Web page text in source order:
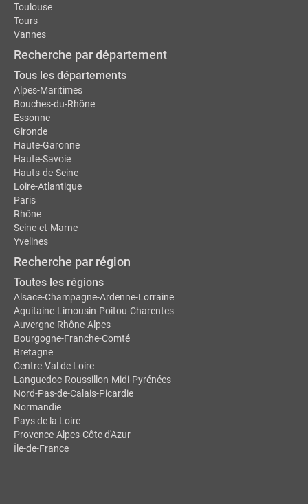
Toulouse
Tours
Vannes
Recherche par département
Tous les départements
Alpes-Maritimes
Bouches-du-Rhône
Essonne
Gironde
Haute-Garonne
Haute-Savoie
Hauts-de-Seine
Loire-Atlantique
Paris
Rhône
Seine-et-Marne
Yvelines
Recherche par région
Toutes les régions
Alsace-Champagne-Ardenne-Lorraine
Aquitaine-Limousin-Poitou-Charentes
Auvergne-Rhône-Alpes
Bourgogne-Franche-Comté
Bretagne
Centre-Val de Loire
Languedoc-Roussillon-Midi-Pyrénées
Nord-Pas-de-Calais-Picardie
Normandie
Pays de la Loire
Provence-Alpes-Côte d'Azur
Île-de-France